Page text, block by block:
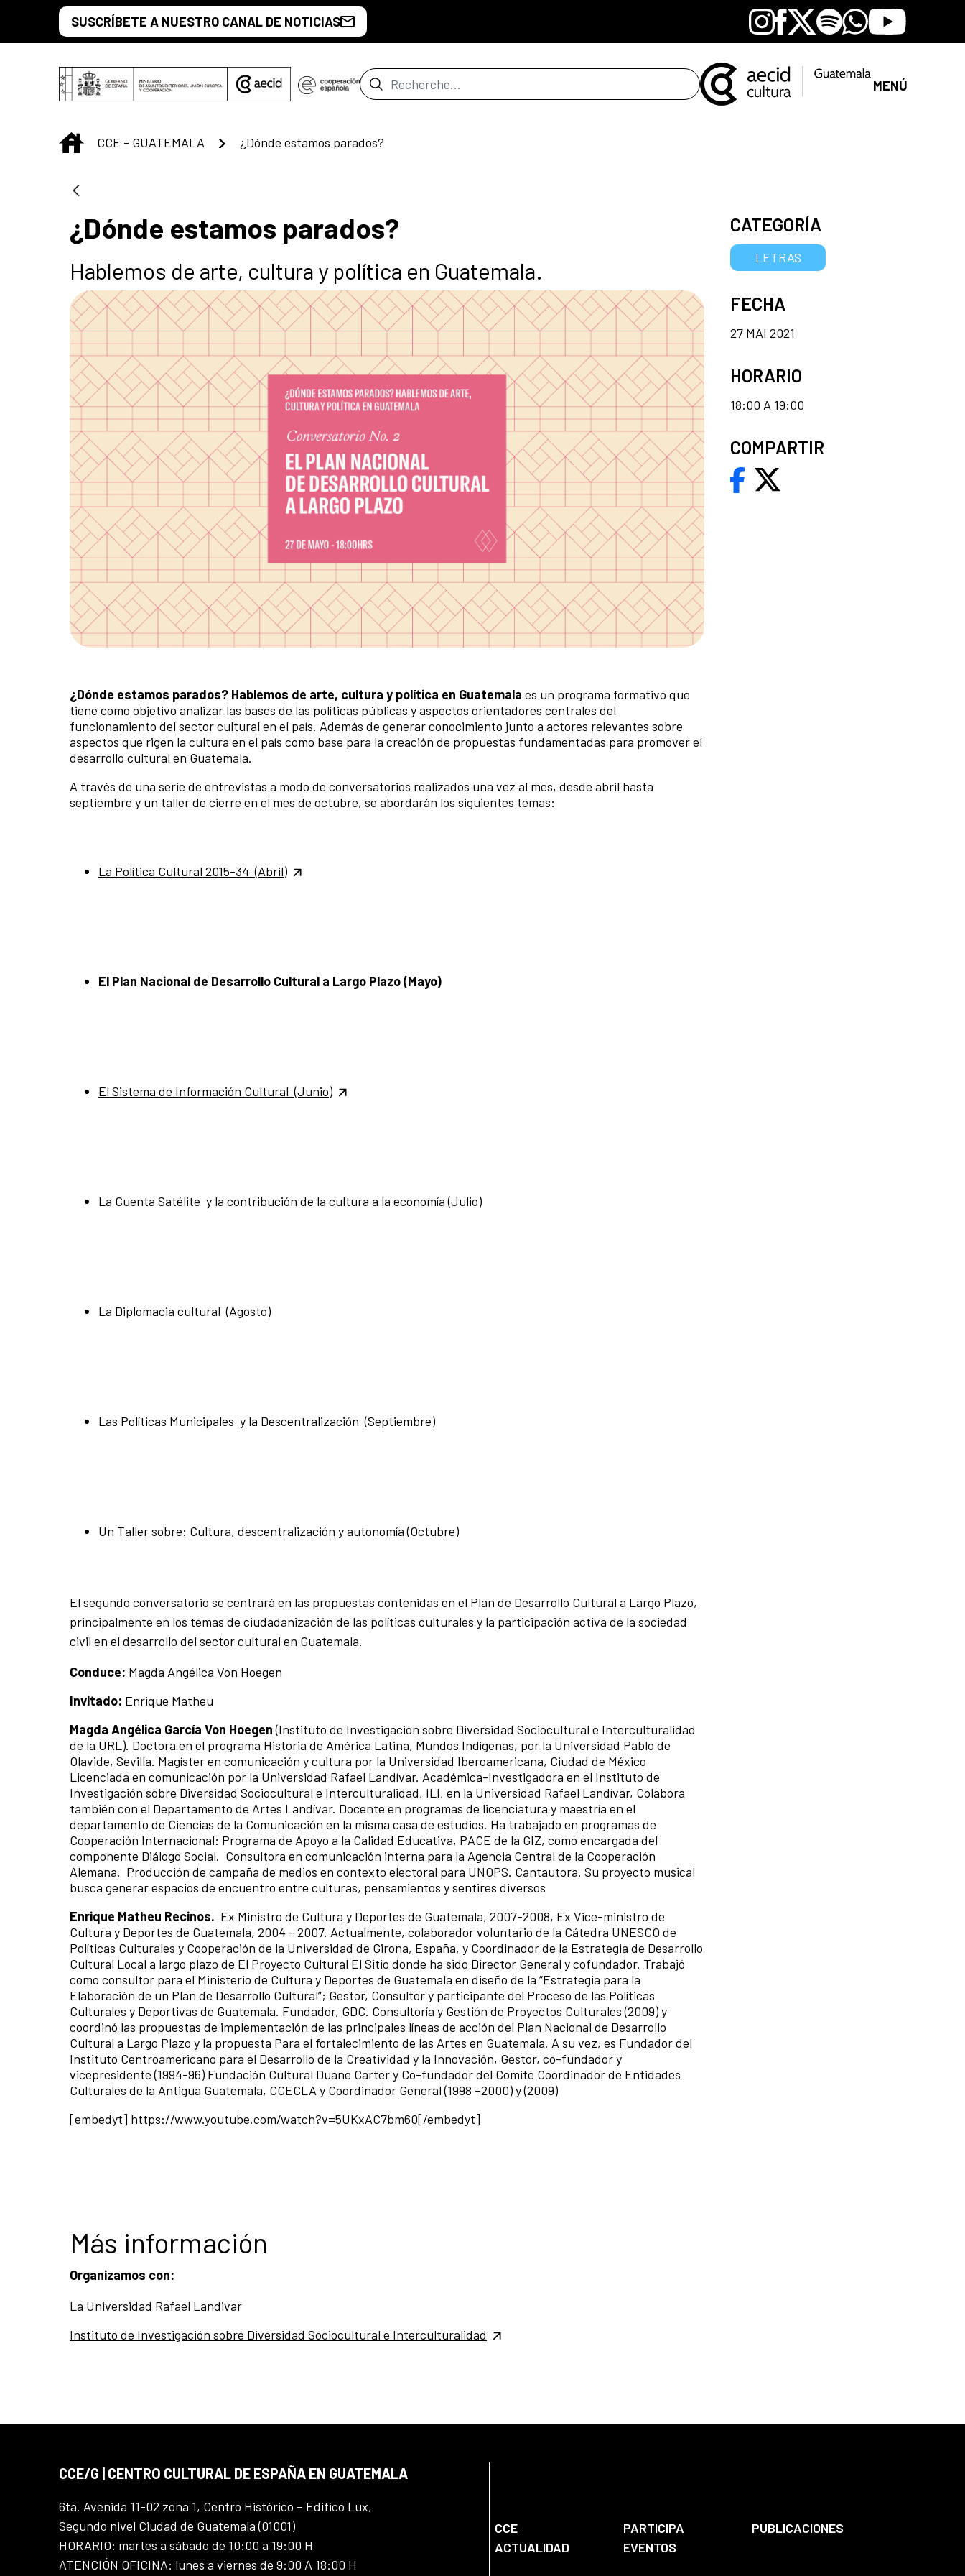
Saut au contenu principal
SUSCRÍBETE A NUESTRO CANAL DE NOTICIAS Instagram
Facebook
X SpotifyWhatsapp
Youtube
Barre de recherche MENÚ
INICIO
CCE - GUATEMALA ¿Dónde estamos parados?
¿Dónde estamos parados?
Hablemos de arte, cultura y política en Guatemala.
¿Dónde estamos parados? Hablemos de arte, cultura y política en Guatemala es un programa formativo que
tiene como objetivo analizar las bases de las políticas públicas y aspectos orientadores centrales del
funcionamiento del sector cultural en el país. Además de generar conocimiento junto a actores relevantes sobre
aspectos que rigen la cultura en el país como base para la creación de propuestas fundamentadas para promover el
desarrollo cultural en Guatemala.
A través de una serie de entrevistas a modo de conversatorios realizados una vez al mes, desde abril hasta
septiembre y un taller de cierre en el mes de octubre, se abordarán los siguientes temas:
La Política Cultural 2015-34 (Abril)
El Plan Nacional de Desarrollo Cultural a Largo Plazo (Mayo)
El Sistema de Información Cultural (Junio)
La Cuenta Satélite y la contribución de la cultura a la economía (Julio)
La Diplomacia cultural (Agosto)
Las Políticas Municipales y la Descentralización (Septiembre)
Un Taller sobre: Cultura, descentralización y autonomía (Octubre)
El segundo conversatorio se centrará en las propuestas contenidas en el Plan de Desarrollo Cultural a Largo Plazo,
principalmente en los temas de ciudadanización de las políticas culturales y la participación activa de la sociedad
civil en el desarrollo del sector cultural en Guatemala.
Conduce: Magda Angélica Von Hoegen
Invitado: Enrique Matheu
Magda Angélica García Von Hoegen(Instituto de Investigación sobre Diversidad Sociocultural e Interculturalidad
de la URL). Doctora en el programa Historia de América Latina, Mundos Indígenas, por la Universidad Pablo de
Olavide, Sevilla. Magíster en comunicación y cultura por la Universidad Iberoamericana, Ciudad de México
Licenciada en comunicación por la Universidad Rafael Landívar. Académica-Investigadora en el Instituto de
Investigación sobre Diversidad Sociocultural e Interculturalidad, ILI, en la Universidad Rafael Landívar, Colabora
también con el Departamento de Artes Landívar. Docente en programas de licenciatura y maestría en el
departamento de Ciencias de la Comunicación en la misma casa de estudios. Ha trabajado en programas de
Cooperación Internacional: Programa de Apoyo a la Calidad Educativa, PACE de la GIZ, como encargada del
componente Diálogo Social. Consultora en comunicación interna para la Agencia Central de la Cooperación
Alemana. Producción de campaña de medios en contexto electoral para UNOPS. Cantautora. Su proyecto musical
busca generar espacios de encuentro entre culturas, pensamientos y sentires diversos
Enrique Matheu Recinos. Ex Ministro de Cultura y Deportes de Guatemala, 2007-2008, Ex Vice-ministro de
Cultura y Deportes de Guatemala, 2004 - 2007. Actualmente, colaborador voluntario de la Cátedra UNESCO de
Políticas Culturales y Cooperación de la Universidad de Girona, España, y Coordinador de la Estrategia de Desarrollo
Cultural Local a largo plazo de El Proyecto Cultural El Sitio donde ha sido Director General y cofundador. Trabajó
como consultor para el Ministerio de Cultura y Deportes de Guatemala en diseño de la “Estrategia para la
Elaboración de un Plan de Desarrollo Cultural”; Gestor, Consultor y participante del Proceso de las Políticas
Culturales y Deportivas de Guatemala. Fundador, GDC. Consultoría y Gestión de Proyectos Culturales (2009) y
coordinó las propuestas de implementación de las principales líneas de acción del Plan Nacional de Desarrollo
Cultural a Largo Plazo y la propuesta Para el fortalecimiento de las Artes en Guatemala. A su vez, es Fundador del
Instituto Centroamericano para el Desarrollo de la Creatividad y la Innovación, Gestor, co-fundador y
vicepresidente (1994-96) Fundación Cultural Duane Carter y Co-fundador del Comité Coordinador de Entidades
Culturales de la Antigua Guatemala, CCECLA y Coordinador General (1998 –2000) y (2009)
[embedyt] https://www.youtube.com/watch?v=5UKxAC7bm60[/embedyt]
Más información
Organizamos con:
La Universidad Rafael Landivar
Instituto de Investigación sobre Diversidad Sociocultural e Interculturalidad
CATEGORÍA
LETRAS
FECHA
27 MAI 2021
HORARIO
18:00 A 19:00
COMPARTIR
CCE/G | CENTRO CULTURAL DE ESPAÑA EN GUATEMALA
6ta. Avenida 11-02 zona 1, Centro Histórico – Edifico Lux,
Segundo nivel Ciudad de Guatemala (01001)
HORARIO: martes a sábado de 10:00 a 19:00 H
ATENCIÓN OFICINA: lunes a viernes de 9:00 A 18:00 H
CCE PARTICIPA
PUBLICACIONES
ACTUALIDAD
EVENTOS